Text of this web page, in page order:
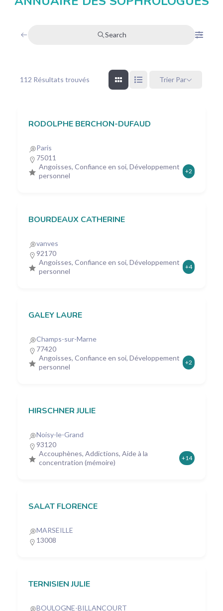
Search
112 Résultats trouvés Trier Par
RODOLPHE BERCHON-DUFAUD
Paris
75011
Angoisses, Confiance en soi, Développement
personnel
+2
BOURDEAUX CATHERINE
vanves
92170
Angoisses, Confiance en soi, Développement
personnel
+4
GALEY LAURE
Champs-sur-Marne
77420
Angoisses, Confiance en soi, Développement
personnel
+2
HIRSCHNER JULIE
Noisy-le-Grand
93120
Accouphènes, Addictions, Aide à la
concentration (mémoire)
+14
SALAT FLORENCE
MARSEILLE
13008
TERNISIEN JULIE
BOULOGNE-BILLANCOURT